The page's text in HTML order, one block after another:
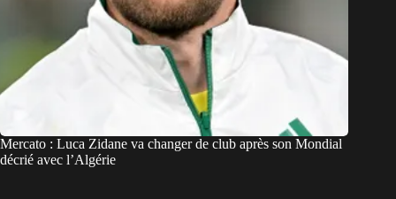
Mercato : Luca Zidane va changer de club après son Mondial
décrié avec l’Algérie